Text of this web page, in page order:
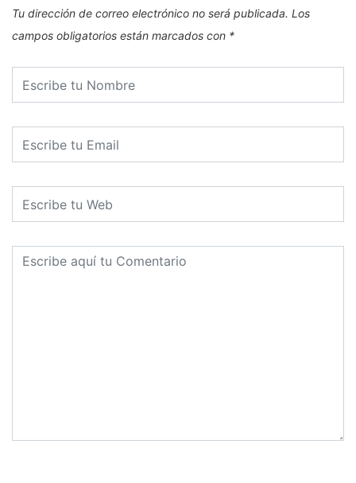
Tu dirección de correo electrónico no será publicada. Los
campos obligatorios están marcados con *